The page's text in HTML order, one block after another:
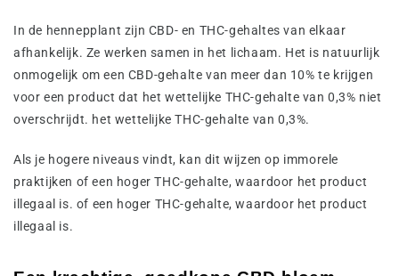
In de hennepplant zijn CBD- en THC-gehaltes van elkaar
afhankelijk. Ze werken samen in het lichaam. Het is natuurlijk
onmogelijk om een CBD-gehalte van meer dan 10% te krijgen
voor een product dat het wettelijke THC-gehalte van 0,3% niet
overschrijdt. het wettelijke THC-gehalte van 0,3%.
Als je hogere niveaus vindt, kan dit wijzen op immorele
praktijken of een hoger THC-gehalte, waardoor het product
illegaal is. of een hoger THC-gehalte, waardoor het product
illegaal is.